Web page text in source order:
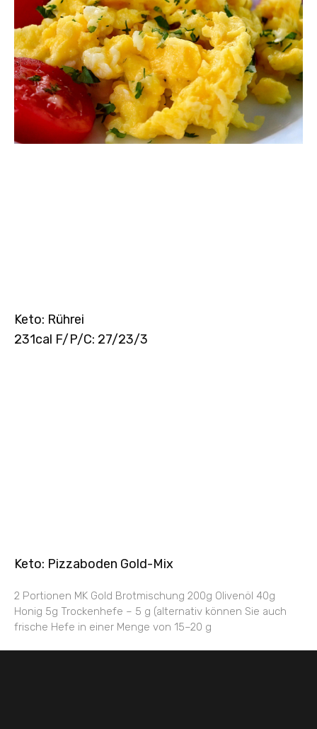
Keto: Rührei
231cal F/P/C: 27/23/3
Keto: Pizzaboden Gold-Mix
2 Portionen MK Gold Brotmischung 200g Olivenöl 40g
Honig 5g Trockenhefe – 5 g (alternativ können Sie auch
frische Hefe in einer Menge von 15–20 g